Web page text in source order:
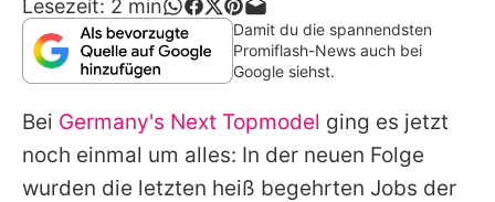
Team
Redaktionelle Richtlinien
Impressum
Datenschutzerklärung
Lesezeit: 2 min
Damit du die spannendsten
Promiflash-News auch bei
Google siehst.
Bei Germany's Next Topmodel ging es jetzt
noch einmal um alles: In der neuen Folge
wurden die letzten heiß begehrten Jobs der